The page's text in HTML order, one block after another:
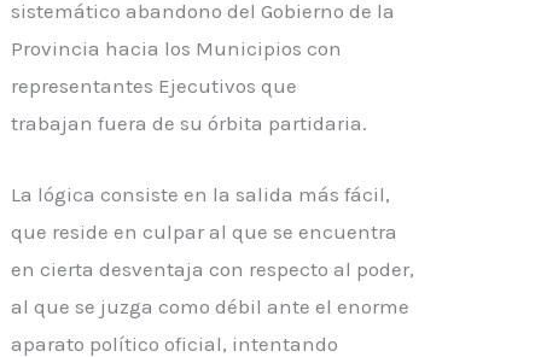
sistemático abandono del Gobierno de la
Provincia hacia los Municipios con
representantes Ejecutivos que
trabajanfuera de su órbita partidaria.
La lógica consiste en la salida más fácil,
que reside en culpar al que se encuentra
en cierta desventaja con respecto al poder,
al que se juzga como débil ante el enorme
aparato político oficial, intentando